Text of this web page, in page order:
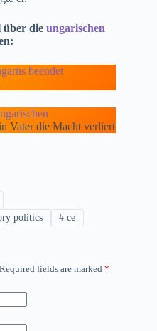
über die ungarischen
beendet
Vater die Macht verliert
politics # ce
Required fields are marked *